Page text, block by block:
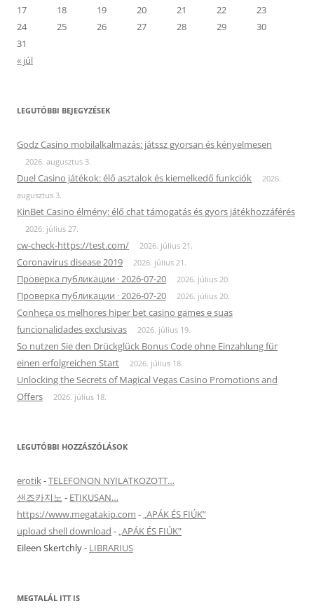
17
18 19 20 21 22
23
24
25 26 27 28 29
30
31
« júl
LEGUTÓBBI BEJEGYZÉSEK
Godz Casino mobilalkalmazás: játssz gyorsan és kényelmesen
2026. augusztus 3.
Duel Casino játékok: élő asztalok és kiemelkedő funkciók
2026.
augusztus 3.
KinBet Casino élmény: élő chat támogatás és gyors játékhozzáférés
2026. július 27.
cw-check-https://test.com/ 2026. július 21.
Coronavirus disease 2019 2026. július 21.
Проверка публикации · 2026-07-20 2026. július 20.
Проверка публикации · 2026-07-20 2026. július 20.
Conheça os melhores hiper bet casino games e suas
funcionalidades exclusivas
2026. július 19.
So nutzen Sie den Drückglück Bonus Code ohne Einzahlung für
einen erfolgreichen Start
2026. július 18.
Unlocking the Secrets of Magical Vegas Casino Promotions and
Offers
2026. július 18.
LEGUTÓBBI HOZZÁSZÓLÁSOK
erotik-TELEFONON NYILATKOZOTT…
샌즈카지노 - ETIKUSAN…
https://www.megatakip.com - „APÁK ÉS FIÚK”
upload shell download - „APÁK ÉS FIÚK”
Eileen Skertchly- LIBRARIUS
MEGTALÁL ITT IS